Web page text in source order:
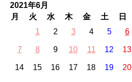
2021年6月
月
火 水 木 金 土
日
1
2 3 4 5 6
7 8 9 10 11 12 13
14 15 16 17 18 19 20